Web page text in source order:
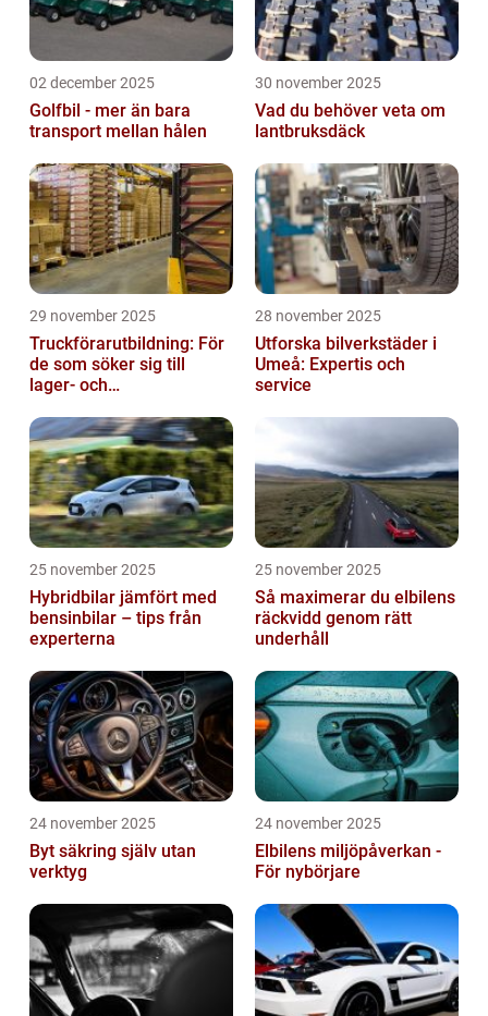
02 december 2025
Golfbil - mer än bara
transport mellan hålen
30 november 2025
Vad du behöver veta om
lantbruksdäck
29 november 2025
Truckförarutbildning: För
de som söker sig till
lager- och
28 november 2025
Utforska bilverkstäder i
Umeå: Expertis och
service
25 november 2025
Hybridbilar jämfört med
bensinbilar – tips från
experterna
25 november 2025
Så maximerar du elbilens
räckvidd genom rätt
underhåll
24 november 2025
Byt säkring själv utan
verktyg
24 november 2025
Elbilens miljöpåverkan -
För nybörjare